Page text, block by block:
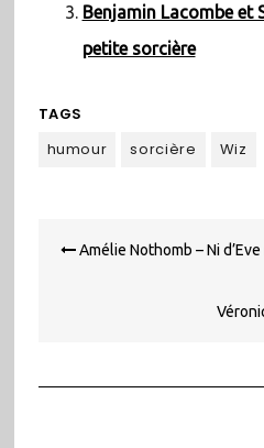
Benjamin Lacombe et
petite sorcière
TAGS
humour
sorcière Wiz
de Amélie Nothomb – Ni d’Eve